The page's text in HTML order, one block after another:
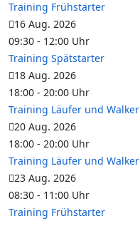
Training Frühstarter
16 Aug. 2026
09:30 - 12:00 Uhr
Training Spätstarter
18 Aug. 2026
18:00 - 20:00 Uhr
Training Läufer und Walker
20 Aug. 2026
18:00 - 20:00 Uhr
Training Läufer und Walker
23 Aug. 2026
08:30 - 11:00 Uhr
Training Frühstarter